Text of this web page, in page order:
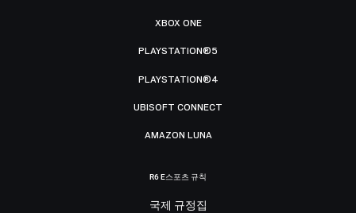
XBOX ONE
PLAYSTATION®5
PLAYSTATION®4
UBISOFT CONNECT
AMAZON LUNA
R6 E스포츠 규칙
국제 규정집